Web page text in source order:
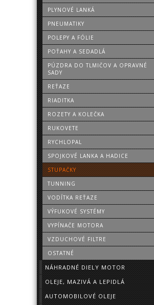
PLYNOVÉ LANKÁ
PNEUMATIKY
POLEPY A FÓLIE
POŤAHY A SEDADLÁ
PÚZDRA DO TLMIČOV A OPRAVNÉ
SADY
REŤAZE
RIADITKA
ROZETY A KOLEČKA
RUKOVETE
RYCHLOPAL
SPOJKOVÉ LANKA A HADICE
STUPAČKY
TUNNING
VODÍTKA REŤAZE
VÝFUKOVÉ SYSTÉMY
VYPÍNAČE MOTORA
VZDUCHOVÉ FILTRE
OSTATNÉ
NÁHRADNÉ DIELY MOTOR
OLEJE, MAZIVÁ A LEPIDLÁ
AUTOMOBILOVÉ OLEJE